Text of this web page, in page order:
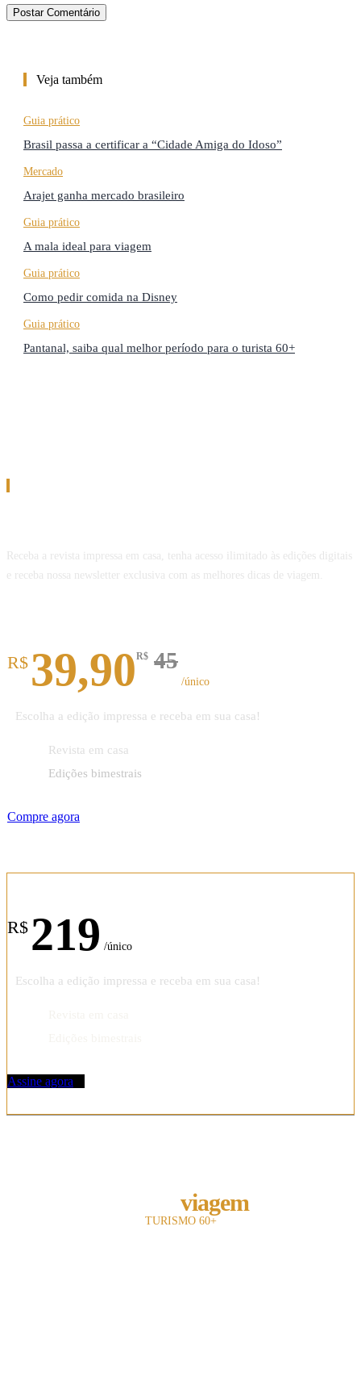
Veja também
Guia prático
Brasil passa a certificar a “Cidade Amiga do Idoso”
Mercado
Arajet ganha mercado brasileiro
Guia prático
A mala ideal para viagem
Guia prático
Como pedir comida na Disney
Guia prático
Pantanal, saiba qual melhor período para o turista 60+
Receba a revista impressa em casa, tenha acesso ilimitado às edições digitais
e receba nossa newsletter exclusiva com as melhores dicas de viagem.
R$ 39,90R$ 45
/único
Escolha a edição impressa e receba em sua casa!
Revista em casa
Edições bimestrais
Compre agora
R$ 219 /único
Escolha a edição impressa e receba em sua casa!
Assine agora
viagem
TURISMO 60+